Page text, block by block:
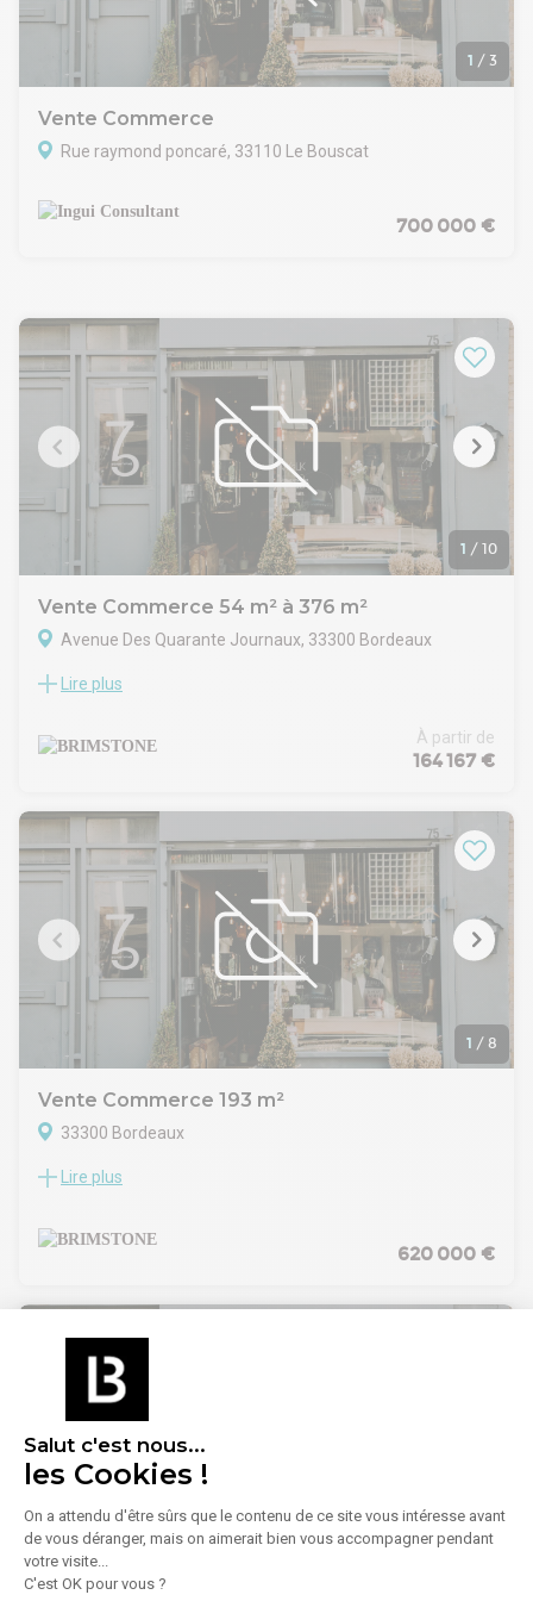
Salut c'est nous...
les Cookies !
On a attendu d'être sûrs que le contenu de ce site vous intéresse avant
de vous déranger, mais on aimerait bien vous accompagner pendant
votre visite...
C'est OK pour vous ?
1 / 3
Vente Commerce
Rue raymond poncaré, 33110 Le Bouscat
700 000 €
1 / 10
Vente Commerce 54 m² à 376 m²
Avenue Des Quarante Journaux, 33300 Bordeaux
A vendre - Bordeaux Lac / Zone commerciale - Cellule de 377
Au coeur de la zone de Bordeaux Lac, face à la station de
Tramway ligne C "40 Journaux", Brimstone vous propose à la
la continuité de l'aménagements des berges du Lac. Idéal
société de services, mutuelle, métiers de bouches sans
extraction, associations..etc.
Local livré brut de béton, fluides en attente.
Lire plus
À partir de
164 167 €
1 / 8
Vente Commerce 193 m²
33300 Bordeaux
A vendre - Bordeaux Lac / Zone commerciale - Cellule de 193
Au coeur de la zone de Bordeaux Lac, face à la station de
Tramway ligne C "40 Journaux", Brimstone vous propose à la
extraction, associations..etc.
Local livré brut de béton, fluides en attente.
Lire plus
620 000 €
1/6
Vente Commerce 30 m²